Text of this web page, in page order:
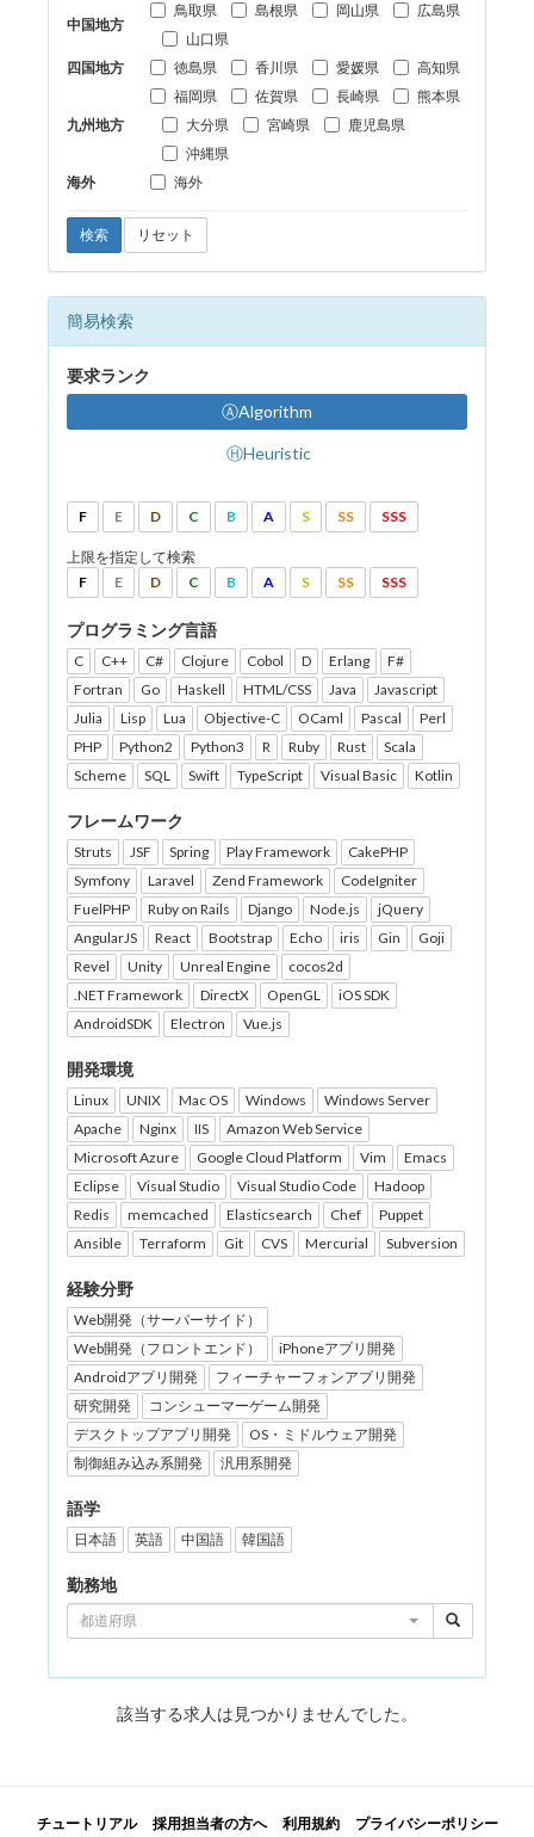
中国地方
鳥取県 島根県 岡山県
広島県
山口県
四国地方
徳島県 香川県 愛媛県 高知県
九州地方
福岡県 佐賀県 長崎県
熊本県
大分県
宮崎県
鹿児島県
沖縄県
海外
海外
検索 リセット
簡易検索
要求ランク
ⒶAlgorithm
ⒽHeuristic
F E D C B A S SS SSS
上限を指定して検索
F
E D C B A S SS SSS
プログラミング言語
C C++ C# Clojure Cobol D Erlang
F#
Fortran
Go Haskell HTML/CSS Java
Javascript
Julia
Lisp Lua Objective-C OCaml Pascal
Perl
PHP
Python2 Python3 R Ruby Rust
Scala
Scheme
SQL Swift TypeScript Visual Basic Kotlin
フレームワーク
Struts JSF Spring Play Framework
CakePHP
Symfony
Laravel Zend Framework
CodeIgniter
FuelPHP
Ruby on Rails Django Node.js
jQuery
AngularJS
React Bootstrap Echo iris Gin
Goji
Revel
Unity Unreal Engine
cocos2d
.NET Framework
DirectX OpenGL
iOS SDK
AndroidSDK
Electron Vue.js
開発環境
Linux UNIX Mac OS Windows
Windows Server
Apache
Nginx IIS
Amazon Web Service
Microsoft Azure
Google Cloud Platform Vim
Emacs
Eclipse
Visual Studio Visual Studio Code
Hadoop
Redis
memcached Elasticsearch Chef
Puppet
Ansible
Terraform Git CVS Mercurial Subversion
経験分野
Web開発（サーバーサイド）
Web開発（フロントエンド）
iPhoneアプリ開発
Androidアプリ開発
フィーチャーフォンアプリ開発
研究開発
コンシューマーゲーム開発
デスクトップアプリ開発
OS・ミドルウェア開発
制御組み込み系開発
汎用系開発
語学
日本語 英語 中国語 韓国語
勤務地
都道府県
該当する求人は見つかりませんでした。
チュートリアル 採用担当者の方へ 利用規約 プライバシーポリシー